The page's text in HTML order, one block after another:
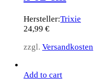
Hersteller:Trixie
24,99 €
zzgl. Versandkosten
Add to cart